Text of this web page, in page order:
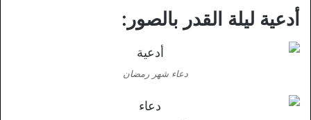
أدعية ليلة القدر بالصور:
دعاء شهر رمضان